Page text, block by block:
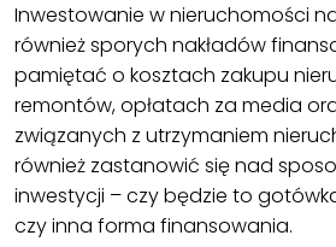
Inwestowanie w nieruchomości
również sporych nakładów
pamiętać o kosztach zakupu
remontów, opłatach za media
związanych z utrzymaniem
również zastanowić się nad
inwestycji – czy będzie to
czy inna forma finansowania.